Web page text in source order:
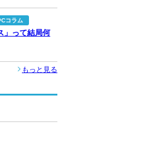
コラム
」って結局何
もっと見る